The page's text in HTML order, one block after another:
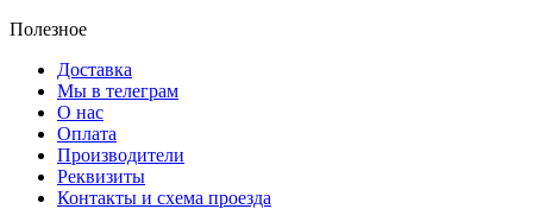
Полезное
Доставка
Мы в телеграм
О нас
Оплата
Производители
Реквизиты
Контакты и схема проезда